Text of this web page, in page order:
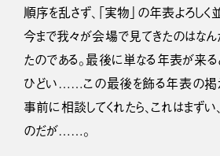
順序を乱さず、「実物」の年表よろしく
今まで我々が会場で見てきたのはな
たのである。最後に単なる年表が来る
ひどい……この最後を飾る年表の掲
事前に相談してくれたら、これはまずい
のだが……。